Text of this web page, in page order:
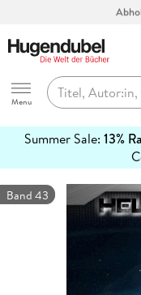
Hugendubel
Menu
Summer Sale: 13%
erfahren
Band 43